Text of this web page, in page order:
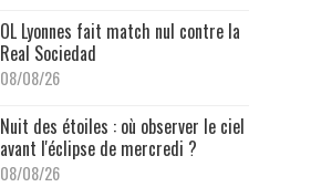
OL Lyonnes fait match nul contre la
Real Sociedad
08/08/26
Nuit des étoiles : où observer le ciel
avant l'éclipse de mercredi ?
08/08/26